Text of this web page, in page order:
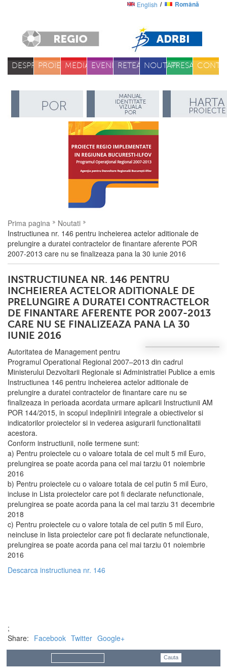
English Română
DESPREPROIECTEMEDIA EVENIMENTE
RETEA NOUTATIPRESA
Prima pagina
Noutati
Instructiunea nr. 146 pentru incheierea actelor aditionale de
prelungire a duratei contractelor de finantare aferente POR
2007-2013 care nu se finalizeaza pana la 30 iunie 2016
INSTRUCTIUNEA NR. 146 PENTRU
INCHEIEREA ACTELOR ADITIONALE DE
PRELUNGIRE A DURATEI CONTRACTELOR
DE FINANTARE AFERENTE POR 2007-2013
CARE NU SE FINALIZEAZA PANA LA 30
IUNIE 2016
Autoritatea de Management pentru
Programul Operational Regional 2007–2013 din cadrul
Ministerului Dezvoltarii Regionale si Administratiei Publice a emis
Instructiunea 146 pentru incheierea actelor aditionale de
prelungire a duratei contractelor de finantare care nu se
finalizeaza in perioada acordata urmare aplicarii Instructiunii AM
POR 144/2015, in scopul indeplinirii integrale a obiectivelor si
indicatorilor proiectelor si in vederea asigurarii functionalitatii
acestora.
Conform instructiunii, noile termene sunt:
a) Pentru proiectele cu o valoare totala de cel mult 5 mil Euro,
prelungirea se poate acorda pana cel mai tarziu 01 noiembrie
2016
b) Pentru proiectele cu o valoare totala de cel putin 5 mil Euro,
incluse in Lista proiectelor care pot fi declarate nefunctionale,
prelungirea se poate acorda pana la cel mai tarziu 31 decembrie
2018
c) Pentru proiectele cu o valore totala de cel putin 5 mil Euro,
neincluse in lista proiectelor care pot fi declarate nefunctionale,
prelungirea se poate acorda pana cel mai tarziu 01 noiembrie
2016
Descarca instructiunea nr. 146
;
Share: Facebook Twitter Google+